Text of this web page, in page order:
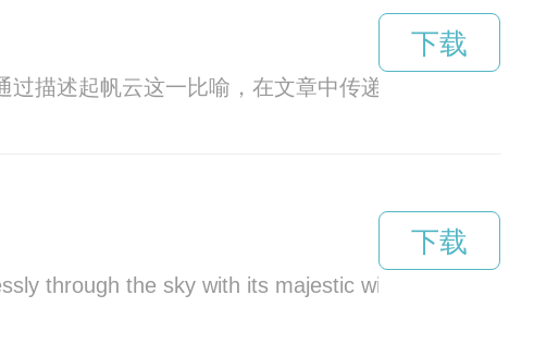
描述起帆云这一比喻，在文章中传递出勇于冒险、
下载
through the sky with its majestic wings spread
下载